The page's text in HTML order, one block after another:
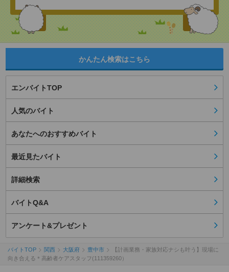
かんたん検索はこちら
エンバイトTOP
人気のバイト
あなたへのおすすめバイト
最近見たバイト
詳細検索
バイトQ&A
アンケート&プレゼント
バイトTOP 関西 大阪府 豊中市
【計画業務・家族対応ナシも叶う】現場に
向き合える＊高齢者ケアスタッフ(111359260）